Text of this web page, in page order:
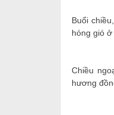
Buổi
hóng gió ở
Chiều
hương